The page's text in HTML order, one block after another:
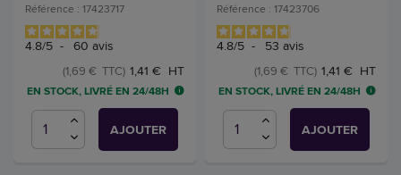
Référence : 17423717
4.8/5 - 60 avis
1,41 € HT
(1,69 € TTC)
EN STOCK, LIVRÉ EN 24/48H
AJOUTER
Référence : 17423706
4.8/5 - 53 avis
1,41 € HT
(1,69 € TTC)
EN STOCK, LIVRÉ EN 24/48H
AJOUTER